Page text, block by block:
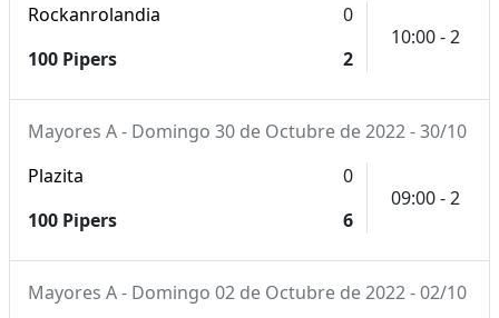
Rockanrolandia
0
100 Pipers
2
10:00 - 2
Mayores A - Domingo 30 de Octubre de 2022 - 30/10
Plazita
0
100 Pipers
6
09:00 - 2
Mayores A - Domingo 02 de Octubre de 2022 - 02/10